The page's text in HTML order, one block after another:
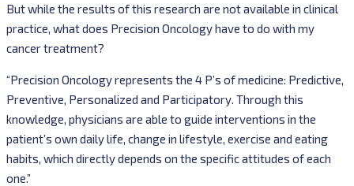
But while the results of this research are not available in clinical
practice, what does Precision Oncology have to do with my
cancer treatment?
“Precision Oncology represents the 4 P’s of medicine: Predictive,
Preventive, Personalized and Participatory. Through this
knowledge, physicians are able to guide interventions in the
patient’s own daily life, change in lifestyle, exercise and eating
habits, which directly depends on the specific attitudes of each
one.”